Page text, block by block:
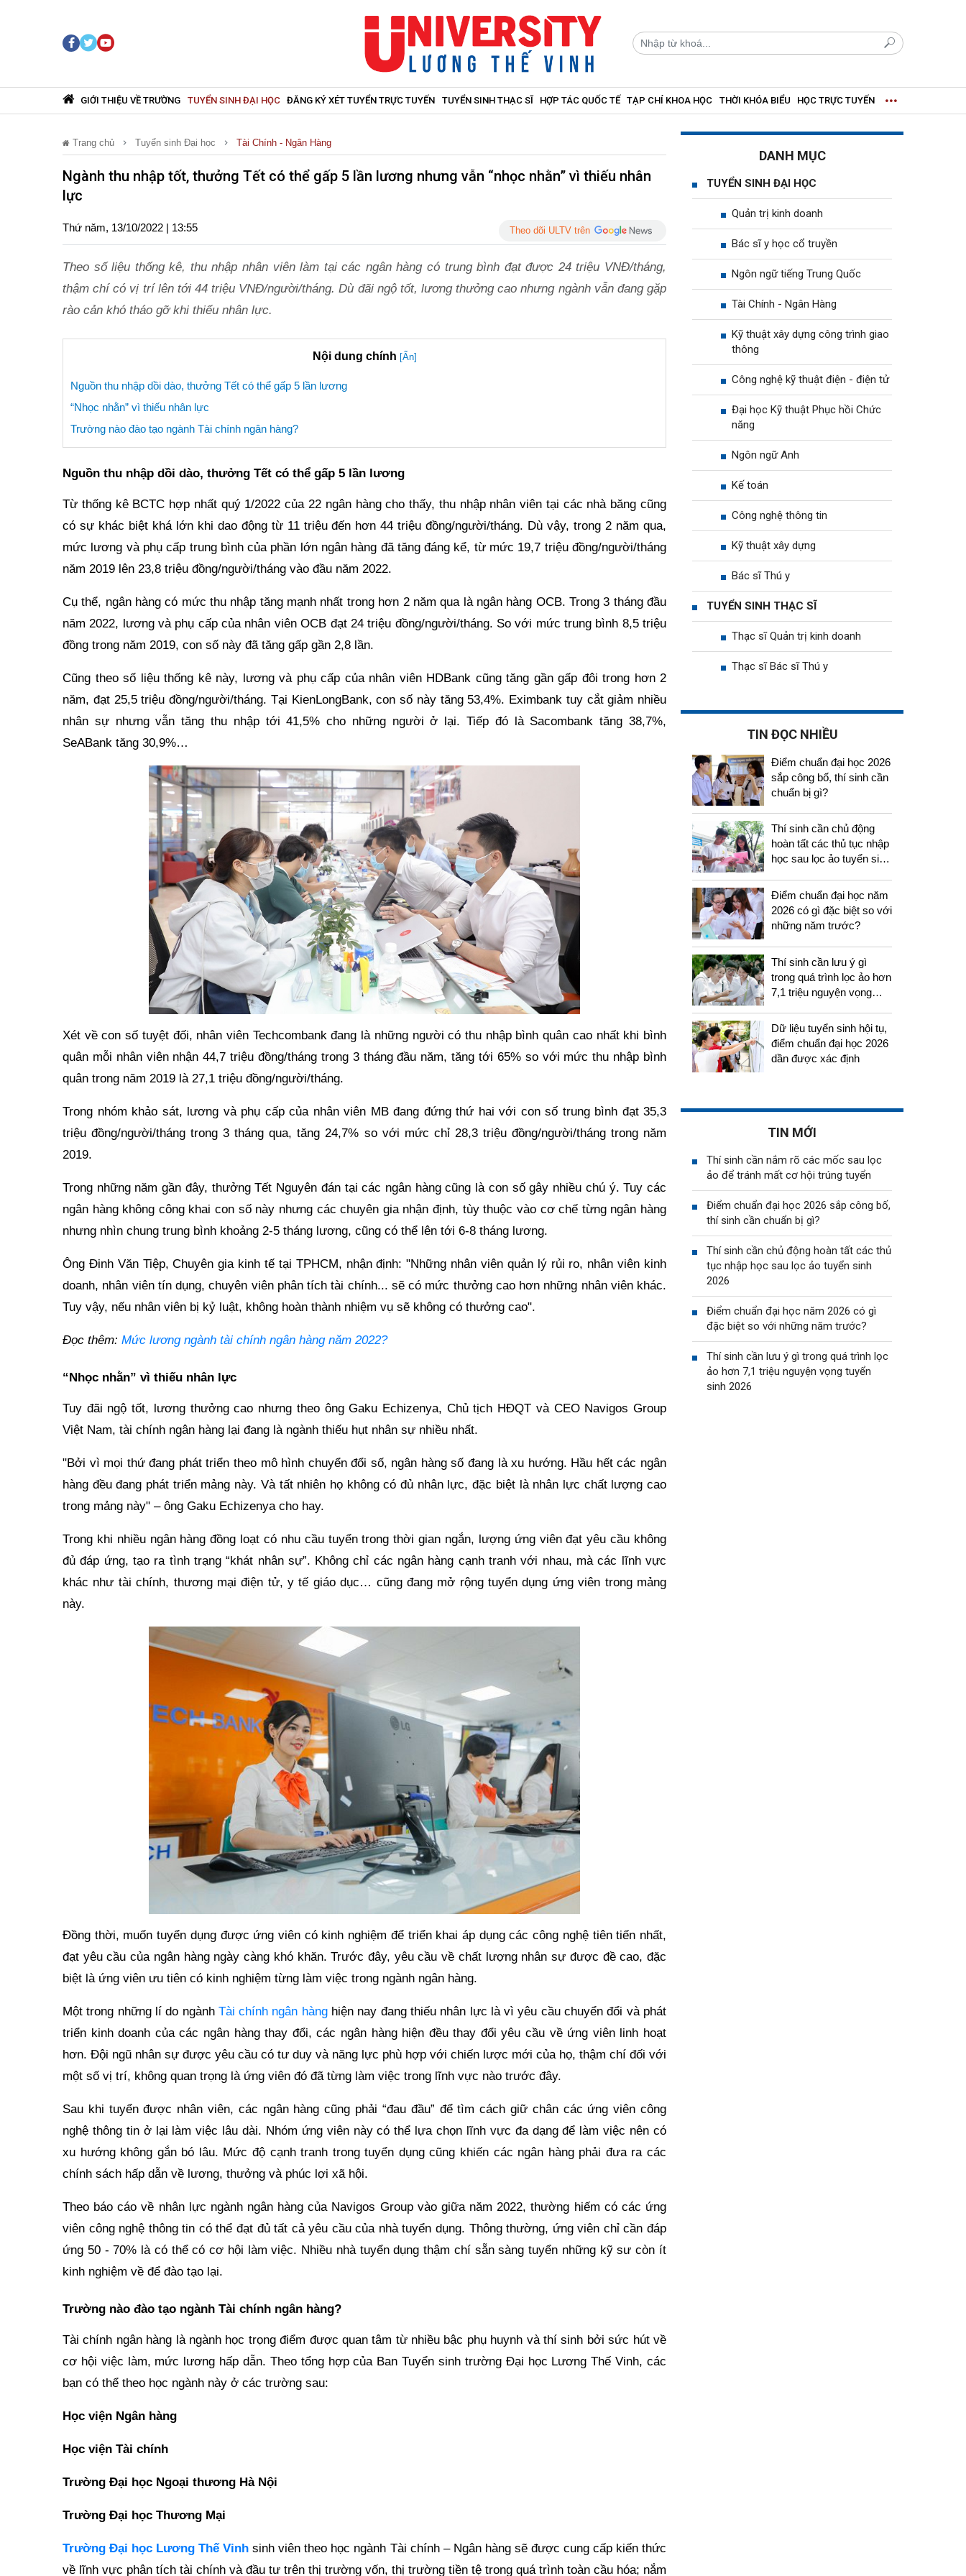
GIỚI THIỆU VỀ TRƯỜNG TUYỂN SINH ĐẠI HỌC ĐĂNG KÝ XÉT TUYỂN TRỰC TUYẾN TUYỂN SINH THẠC SĨ HỢP TÁC QUỐC TẾ TẠP CHÍ KHOA HỌC THỜI KHÓA BIỂU HỌC TRỰC TUYẾN
Trang chủ Tuyển sinh Đại học Tài Chính - Ngân Hàng
Ngành thu nhập tốt, thưởng Tết có thể gấp 5 lần lương nhưng vẫn “nhọc nhằn” vì thiếu nhân
lực
Thứ năm, 13/10/2022 | 13:55 Theo dõi ULTV trên
Theo số liệu thống kê, thu nhập nhân viên làm tại các ngân hàng có trung bình đạt được 24 triệu VNĐ/tháng,
thậm chí có vị trí lên tới 44 triệu VNĐ/người/tháng. Dù đãi ngộ tốt, lương thưởng cao nhưng ngành vẫn đang gặp
rào cản khó tháo gỡ khi thiếu nhân lực.
Nội dung chính [Ẩn]
Nguồn thu nhập dồi dào, thưởng Tết có thể gấp 5 lần lương
“Nhọc nhằn” vì thiếu nhân lực
Trường nào đào tạo ngành Tài chính ngân hàng?
Nguồn thu nhập dồi dào, thưởng Tết có thể gấp 5 lần lương
Từ thống kê BCTC hợp nhất quý 1/2022 của 22 ngân hàng cho thấy, thu nhập nhân viên tại các nhà băng cũng
có sự khác biệt khá lớn khi dao động từ 11 triệu đến hơn 44 triệu đồng/người/tháng. Dù vậy, trong 2 năm qua,
mức lương và phụ cấp trung bình của phần lớn ngân hàng đã tăng đáng kể, từ mức 19,7 triệu đồng/người/tháng
năm 2019 lên 23,8 triệu đồng/người/tháng vào đầu năm 2022.
Cụ thể, ngân hàng có mức thu nhập tăng mạnh nhất trong hơn 2 năm qua là ngân hàng OCB. Trong 3 tháng đầu
năm 2022, lương và phụ cấp của nhân viên OCB đạt 24 triệu đồng/người/tháng. So với mức trung bình 8,5 triệu
đồng trong năm 2019, con số này đã tăng gấp gần 2,8 lần.
Cũng theo số liệu thống kê này, lương và phụ cấp của nhân viên HDBank cũng tăng gần gấp đôi trong hơn 2
năm, đạt 25,5 triệu đồng/người/tháng. Tại KienLongBank, con số này tăng 53,4%. Eximbank tuy cắt giảm nhiều
nhân sự nhưng vẫn tăng thu nhập tới 41,5% cho những người ở lại. Tiếp đó là Sacombank tăng 38,7%,
SeABank tăng 30,9%…
Xét về con số tuyệt đối, nhân viên Techcombank đang là những người có thu nhập bình quân cao nhất khi bình
quân mỗi nhân viên nhận 44,7 triệu đồng/tháng trong 3 tháng đầu năm, tăng tới 65% so với mức thu nhập bình
quân trong năm 2019 là 27,1 triệu đồng/người/tháng.
Trong nhóm khảo sát, lương và phụ cấp của nhân viên MB đang đứng thứ hai với con số trung bình đạt 35,3
triệu đồng/người/tháng trong 3 tháng qua, tăng 24,7% so với mức chỉ 28,3 triệu đồng/người/tháng trong năm
2019.
Trong những năm gần đây, thưởng Tết Nguyên đán tại các ngân hàng cũng là con số gây nhiều chú ý. Tuy các
ngân hàng không công khai con số này nhưng các chuyên gia nhận định, tùy thuộc vào cơ chế từng ngân hàng
nhưng nhìn chung trung bình khoảng 2-5 tháng lương, cũng có thể lên tới 6-8 tháng lương.
Ông Đinh Văn Tiệp, Chuyên gia kinh tế tại TPHCM, nhận định: "Những nhân viên quản lý rủi ro, nhân viên kinh
doanh, nhân viên tín dụng, chuyên viên phân tích tài chính... sẽ có mức thưởng cao hơn những nhân viên khác.
Tuy vậy, nếu nhân viên bị kỷ luật, không hoàn thành nhiệm vụ sẽ không có thưởng cao".
Đọc thêm: Mức lương ngành tài chính ngân hàng năm 2022?
“Nhọc nhằn” vì thiếu nhân lực
Tuy đãi ngộ tốt, lương thưởng cao nhưng theo ông Gaku Echizenya, Chủ tịch HĐQT và CEO Navigos Group
Việt Nam, tài chính ngân hàng lại đang là ngành thiếu hụt nhân sự nhiều nhất.
"Bởi vì mọi thứ đang phát triển theo mô hình chuyển đổi số, ngân hàng số đang là xu hướng. Hầu hết các ngân
hàng đều đang phát triển mảng này. Và tất nhiên họ không có đủ nhân lực, đặc biệt là nhân lực chất lượng cao
trong mảng này" – ông Gaku Echizenya cho hay.
Trong khi nhiều ngân hàng đồng loạt có nhu cầu tuyển trong thời gian ngắn, lượng ứng viên đạt yêu cầu không
đủ đáp ứng, tạo ra tình trạng “khát nhân sự”. Không chỉ các ngân hàng cạnh tranh với nhau, mà các lĩnh vực
khác như tài chính, thương mại điện tử, y tế giáo dục… cũng đang mở rộng tuyển dụng ứng viên trong mảng
này.
Đồng thời, muốn tuyển dụng được ứng viên có kinh nghiệm để triển khai áp dụng các công nghệ tiên tiến nhất,
đạt yêu cầu của ngân hàng ngày càng khó khăn. Trước đây, yêu cầu về chất lượng nhân sự được đề cao, đặc
biệt là ứng viên ưu tiên có kinh nghiệm từng làm việc trong ngành ngân hàng.
Một trong những lí do ngành Tài chính ngân hàng hiện nay đang thiếu nhân lực là vì yêu cầu chuyển đổi và phát
triển kinh doanh của các ngân hàng thay đổi, các ngân hàng hiện đều thay đổi yêu cầu về ứng viên linh hoạt
hơn. Đội ngũ nhân sự được yêu cầu có tư duy và năng lực phù hợp với chiến lược mới của họ, thậm chí đối với
một số vị trí, không quan trọng là ứng viên đó đã từng làm việc trong lĩnh vực nào trước đây.
Sau khi tuyển được nhân viên, các ngân hàng cũng phải “đau đầu” để tìm cách giữ chân các ứng viên công
nghệ thông tin ở lại làm việc lâu dài. Nhóm ứng viên này có thể lựa chọn lĩnh vực đa dạng để làm việc nên có
xu hướng không gắn bó lâu. Mức độ cạnh tranh trong tuyển dụng cũng khiến các ngân hàng phải đưa ra các
chính sách hấp dẫn về lương, thưởng và phúc lợi xã hội.
Theo báo cáo về nhân lực ngành ngân hàng của Navigos Group vào giữa năm 2022, thường hiếm có các ứng
viên công nghệ thông tin có thể đạt đủ tất cả yêu cầu của nhà tuyển dụng. Thông thường, ứng viên chỉ cần đáp
ứng 50 - 70% là có thể có cơ hội làm việc. Nhiều nhà tuyển dụng thậm chí sẵn sàng tuyển những kỹ sư còn ít
kinh nghiệm về để đào tạo lại.
Trường nào đào tạo ngành Tài chính ngân hàng?
Tài chính ngân hàng là ngành học trọng điểm được quan tâm từ nhiều bậc phụ huynh và thí sinh bởi sức hút về
cơ hội việc làm, mức lương hấp dẫn. Theo tổng hợp của Ban Tuyển sinh trường Đại học Lương Thế Vinh, các
bạn có thể theo học ngành này ở các trường sau:
Học viện Ngân hàng
Học viện Tài chính
Trường Đại học Ngoại thương Hà Nội
Trường Đại học Thương Mại
Trường Đại học Lương Thế Vinh sinh viên theo học ngành Tài chính – Ngân hàng sẽ được cung cấp kiến thức
về lĩnh vực phân tích tài chính và đầu tư trên thị trường vốn, thị trường tiền tệ trong quá trình toàn cầu hóa; nắm
DANH MỤC
TUYỂN SINH ĐẠI HỌC
Quản trị kinh doanh
Bác sĩ y học cổ truyền
Ngôn ngữ tiếng Trung Quốc
Tài Chính - Ngân Hàng
Kỹ thuật xây dựng công trình giao
thông
Công nghệ kỹ thuật điện - điện tử
Đại học Kỹ thuật Phục hồi Chức
năng
Ngôn ngữ Anh
Kế toán
Công nghệ thông tin
Kỹ thuật xây dựng
Bác sĩ Thú y
TUYỂN SINH THẠC SĨ
Thạc sĩ Quản trị kinh doanh
Thạc sĩ Bác sĩ Thú y
TIN ĐỌC NHIỀU
Điểm chuẩn đại học 2026
sắp công bố, thí sinh cần
chuẩn bị gì?
Thí sinh cần chủ động
hoàn tất các thủ tục nhập
học sau lọc ảo tuyển sinh
Điểm chuẩn đại học năm
2026 có gì đặc biệt so với
những năm trước?
Thí sinh cần lưu ý gì
trong quá trình lọc ảo hơn
7,1 triệu nguyện vọng
Dữ liệu tuyển sinh hội tụ,
điểm chuẩn đại học 2026
dần được xác định
TIN MỚI
Thí sinh cần nắm rõ các mốc sau lọc
ảo để tránh mất cơ hội trúng tuyển
Điểm chuẩn đại học 2026 sắp công bố,
thí sinh cần chuẩn bị gì?
Thí sinh cần chủ động hoàn tất các thủ
tục nhập học sau lọc ảo tuyển sinh
2026
Điểm chuẩn đại học năm 2026 có gì
đặc biệt so với những năm trước?
Thí sinh cần lưu ý gì trong quá trình lọc
ảo hơn 7,1 triệu nguyện vọng tuyển
sinh 2026